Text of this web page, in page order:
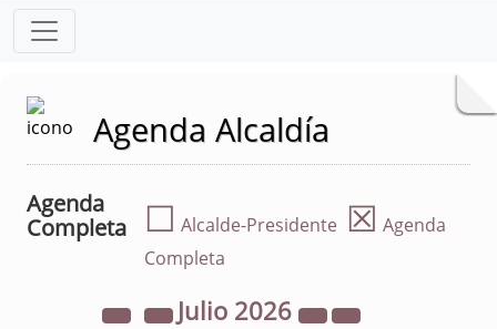
Agenda Alcaldía
Agenda
Completa
☐ Alcalde-Presidente ☒ Agenda
Completa
Julio 2026